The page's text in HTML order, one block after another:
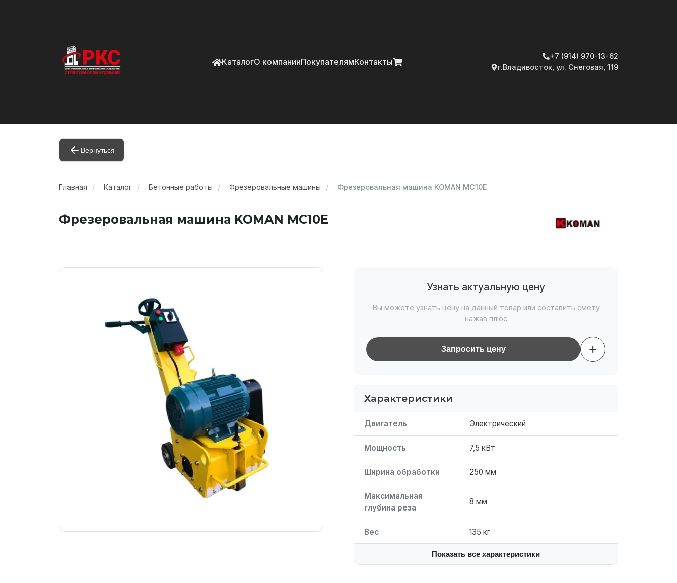
КаталогО компанииПокупателямКонтакты
+7 (914) 970-13-62
г.Владивосток, ул. Снеговая, 119
Главная
Вернуться
Главная Каталог Бетонные работы Фрезеровальные машины Фрезеровальная машина KOMAN MC10E
Фрезеровальная машина KOMAN MC10E
Узнать актуальную цену
Вы можете узнать цену на данный товар или составить смету
нажав плюс
Запросить цену +
Характеристики
Двигатель Электрический
Мощность 7,5 кВт
Ширина обработки 250 мм
Максимальная
глубина реза
8 мм
Вес 135 кг
Показать все характеристики